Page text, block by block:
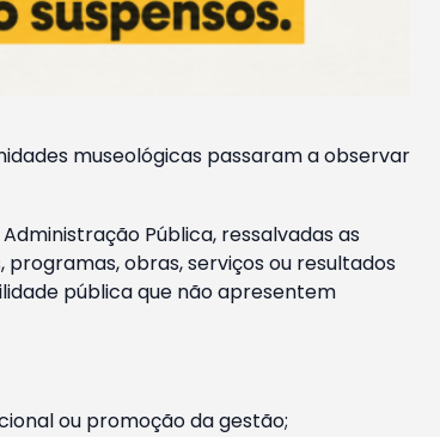
museológicas passaram a observar
Pública, ressalvadas as
obras, serviços ou resultados
pública que não apresentem
ou promoção da gestão;